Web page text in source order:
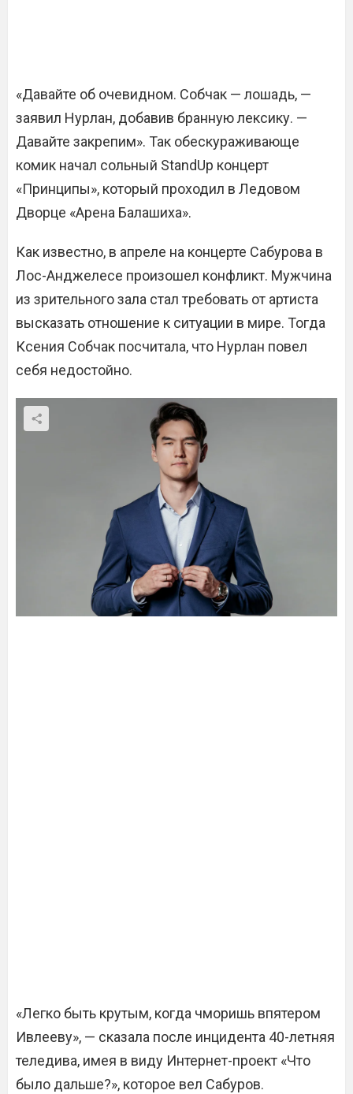
«Давайте об очевидном. Собчак — лошадь, —
заявил Нурлан, добавив бранную лексику. —
Давайте закрепим». Так обескураживающе
комик начал сольный StandUp концерт
«Принципы», который проходил в Ледовом
Дворце «Арена Балашиха».
Как известно, в апреле на концерте Сабурова в
Лос-Анджелесе произошел конфликт. Мужчина
из зрительного зала стал требовать от артиста
высказать отношение к ситуации в мире. Тогда
Ксения Собчак посчитала, что Нурлан повел
себя недостойно.
«Легко быть крутым, когда чморишь впятером
Ивлееву», — сказала после инцидента 40-летняя
теледива, имея в виду Интернет-проект «Что
было дальше?», которое вел Сабуров.